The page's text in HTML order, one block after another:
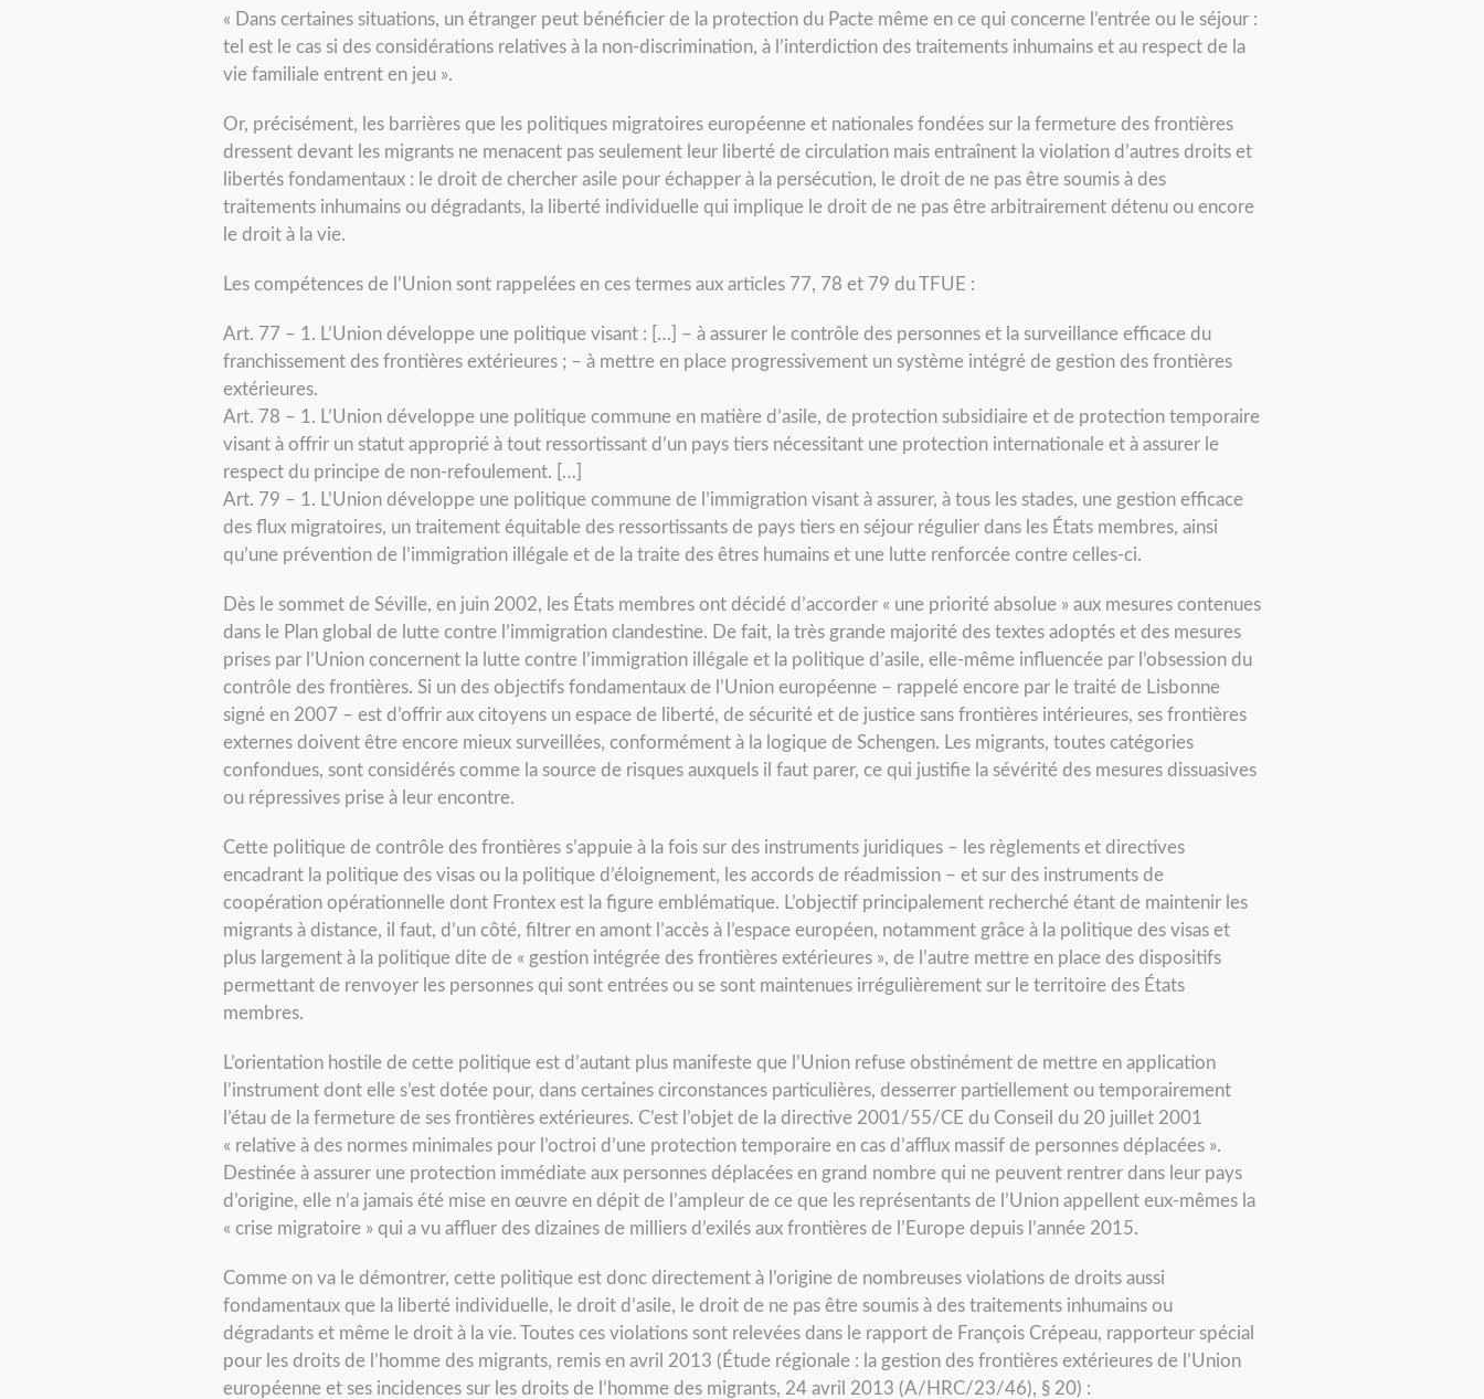
« Dans certaines situations, un étranger peut bénéficier de la protection du Pacte même en ce qui concerne l’entrée ou le séjour :
tel est le cas si des considérations relatives à la non-discrimination, à l’interdiction des traitements inhumains et au respect de la
vie familiale entrent en jeu ».
Or, précisément, les barrières que les politiques migratoires européenne et nationales fondées sur la fermeture des frontières
dressent devant les migrants ne menacent pas seulement leur liberté de circulation mais entraînent la violation d’autres droits et
libertés fondamentaux : le droit de chercher asile pour échapper à la persécution, le droit de ne pas être soumis à des
traitements inhumains ou dégradants, la liberté individuelle qui implique le droit de ne pas être arbitrairement détenu ou encore
le droit à la vie.
Les compétences de l’Union sont rappelées en ces termes aux articles 77, 78 et 79 du TFUE :
Art. 77 – 1. L’Union développe une politique visant : […] – à assurer le contrôle des personnes et la surveillance efficace du
franchissement des frontières extérieures ; – à mettre en place progressivement un système intégré de gestion des frontières
extérieures.
Art. 78 – 1. L’Union développe une politique commune en matière d’asile, de protection subsidiaire et de protection temporaire
visant à offrir un statut approprié à tout ressortissant d’un pays tiers nécessitant une protection internationale et à assurer le
respect du principe de non-refoulement. […]
Art. 79 – 1. L’Union développe une politique commune de l’immigration visant à assurer, à tous les stades, une gestion efficace
des flux migratoires, un traitement équitable des ressortissants de pays tiers en séjour régulier dans les États membres, ainsi
qu’une prévention de l’immigration illégale et de la traite des êtres humains et une lutte renforcée contre celles-ci.
Dès le sommet de Séville, en juin 2002, les États membres ont décidé d’accorder « une priorité absolue » aux mesures contenues
dans le Plan global de lutte contre l’immigration clandestine. De fait, la très grande majorité des textes adoptés et des mesures
prises par l’Union concernent la lutte contre l’immigration illégale et la politique d’asile, elle-même influencée par l’obsession du
contrôle des frontières. Si un des objectifs fondamentaux de l’Union européenne – rappelé encore par le traité de Lisbonne
signé en 2007 – est d’offrir aux citoyens un espace de liberté, de sécurité et de justice sans frontières intérieures, ses frontières
externes doivent être encore mieux surveillées, conformément à la logique de Schengen. Les migrants, toutes catégories
confondues, sont considérés comme la source de risques auxquels il faut parer, ce qui justifie la sévérité des mesures dissuasives
ou répressives prise à leur encontre.
Cette politique de contrôle des frontières s’appuie à la fois sur des instruments juridiques – les règlements et directives
encadrant la politique des visas ou la politique d’éloignement, les accords de réadmission – et sur des instruments de
coopération opérationnelle dont Frontex est la figure emblématique. L’objectif principalement recherché étant de maintenir les
migrants à distance, il faut, d’un côté, filtrer en amont l’accès à l’espace européen, notamment grâce à la politique des visas et
plus largement à la politique dite de « gestion intégrée des frontières extérieures », de l’autre mettre en place des dispositifs
permettant de renvoyer les personnes qui sont entrées ou se sont maintenues irrégulièrement sur le territoire des États
membres.
L’orientation hostile de cette politique est d’autant plus manifeste que l’Union refuse obstinément de mettre en application
l’instrument dont elle s’est dotée pour, dans certaines circonstances particulières, desserrer partiellement ou temporairement
l’étau de la fermeture de ses frontières extérieures. C’est l’objet de la directive 2001/55/CE du Conseil du 20 juillet 2001
« relative à des normes minimales pour l’octroi d’une protection temporaire en cas d’afflux massif de personnes déplacées ».
Destinée à assurer une protection immédiate aux personnes déplacées en grand nombre qui ne peuvent rentrer dans leur pays
d’origine, elle n’a jamais été mise en œuvre en dépit de l’ampleur de ce que les représentants de l’Union appellent eux-mêmes la
« crise migratoire » qui a vu affluer des dizaines de milliers d’exilés aux frontières de l’Europe depuis l’année 2015.
Comme on va le démontrer, cette politique est donc directement à l’origine de nombreuses violations de droits aussi
fondamentaux que la liberté individuelle, le droit d’asile, le droit de ne pas être soumis à des traitements inhumains ou
dégradants et même le droit à la vie. Toutes ces violations sont relevées dans le rapport de François Crépeau, rapporteur spécial
pour les droits de l’homme des migrants, remis en avril 2013 (Étude régionale : la gestion des frontières extérieures de l’Union
européenne et ses incidences sur les droits de l’homme des migrants, 24 avril 2013 (A/HRC/23/46), § 20) :